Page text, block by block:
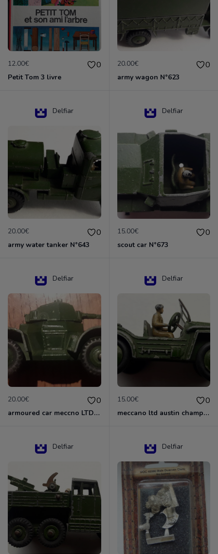
12.00€ 0
Petit Tom 3 livre
20.00€ 0
army wagon N°623
Delfiar
20.00€ 0
army water tanker N°643
Delfiar
15.00€ 0
scout car N°673
Delfiar
20.00€ 0
armoured car meccno LTD N°670
Delfiar
15.00€ 0
meccano ltd austin champ N°674
Delfiar Delfiar